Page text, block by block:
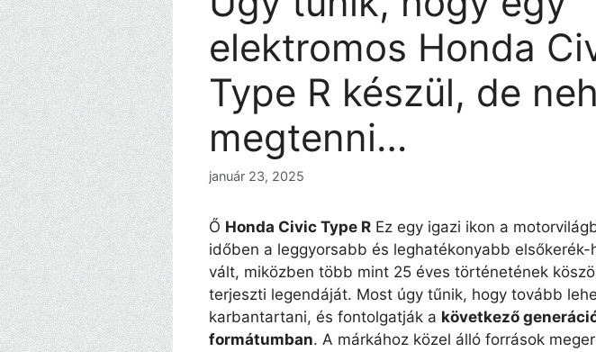
elektromos Honda
Type R készül, de
megtenni…
január 23, 2025
Ő Honda Civic Type R Ez egy igazi ikon a
időben a leggyorsabb és leghatékonyabb elsőkerék-
vált, miközben több mint 25 éves történetének
terjeszti legendáját. Most úgy tűnik, hogy tovább
karbantartani, és fontolgatják a következő
formátumban. A márkához közel álló források